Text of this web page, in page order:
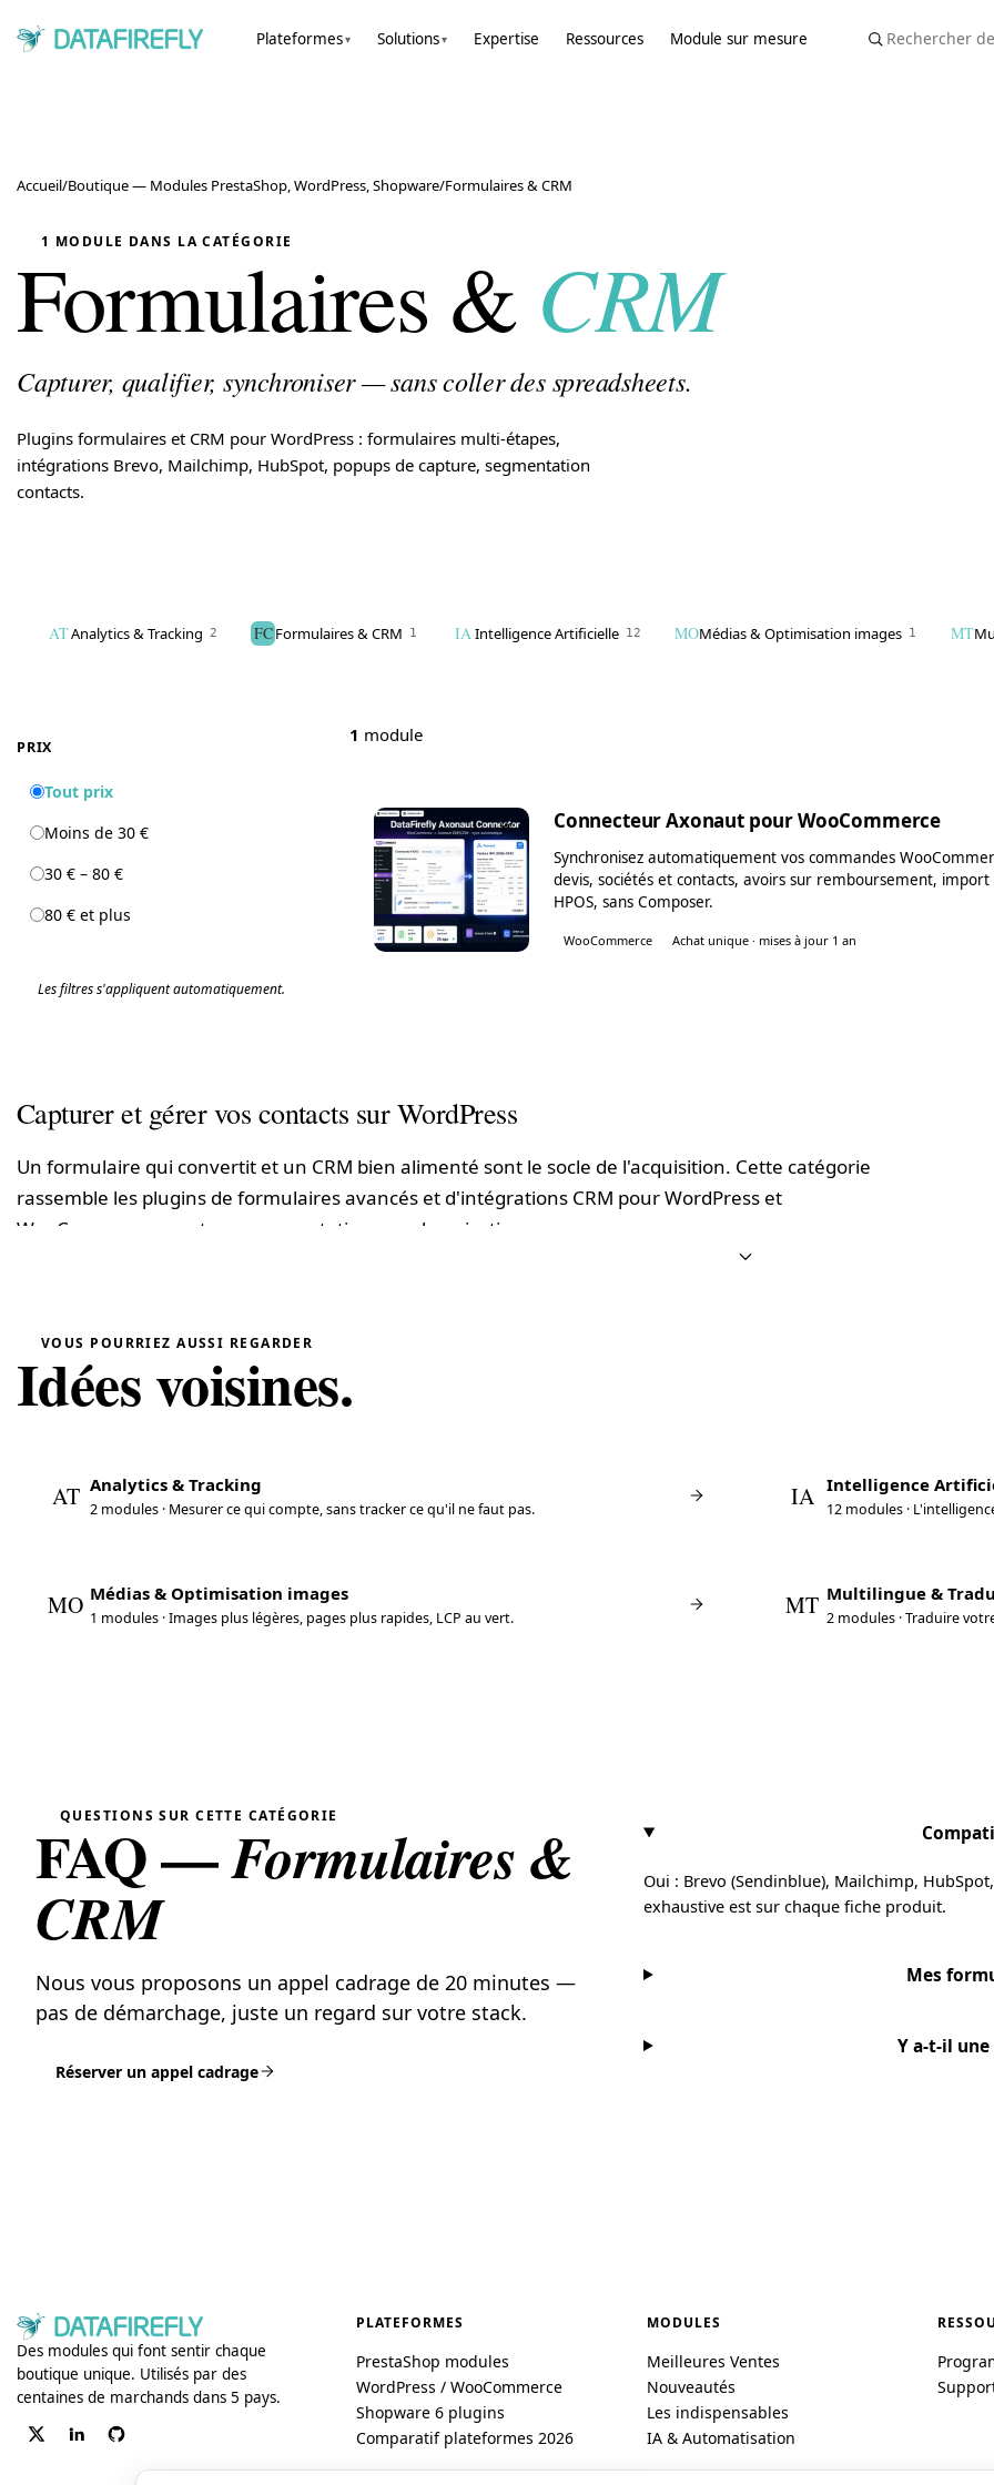
Plateformes▾ Solutions▾ Expertise Ressources Module sur mesure
Accueil/Boutique — Modules PrestaShop, WordPress, Shopware/Formulaires & CRM
1 MODULE DANS LA CATÉGORIE
Formulaires & CRM
Capturer, qualifier, synchroniser — sans coller des spreadsheets.
Plugins formulaires et CRM pour WordPress : formulaires multi-étapes,
intégrations Brevo, Mailchimp, HubSpot, popups de capture, segmentation
contacts.
ATAnalytics & Tracking 2 FCFormulaires & CRM 1 IAIntelligence Artificielle 12 MOMédias & Optimisation images 1 MT
PRIX
Tout prix
Moins de 30 €
30 € – 80 €
80 € et plus
Les filtres s'appliquent automatiquement.
1 module
WC Connecteur Axonaut pour WooCommerce
Synchronisez automatiquement vos commandes
devis, sociétés et contacts, avoirs sur remboursement,
HPOS, sans Composer.
WooCommerce Achat unique · mises à jour 1 an
Capturer et gérer vos contacts sur WordPress
Un formulaire qui convertit et un CRM bien alimenté sont le socle de l'acquisition. Cette catégorie
rassemble les plugins de formulaires avancés et d'intégrations CRM pour WordPress et
WooCommerce : capture, segmentation, synchronisation.
Au-delà du simple formulaire de contact, on parle ici de formulaires multi-étapes, popups de
capture et intégrations Brevo, Mailchimp ou HubSpot. Pour les besoins B2B, le plugin
Écosystème et support
catégorieWooCommercepour la partie boutique.
VOUS POURRIEZ AUSSI REGARDER
Idées voisines.
AT Analytics & Tracking
2 modules · Mesurer ce qui compte, sans tracker ce qu'il ne faut pas. IA Intelligence
12 modules ·
MO Médias & Optimisation images
1 modules · Images plus légères, pages plus rapides, LCP au vert. MT Multilingue &
2 modules · Traduire
QUESTIONS SUR CETTE CATÉGORIE
FAQ —Formulaires &
CRM
Nous vous proposons un appel cadrage de 20 minutes —
pas de démarchage, juste un regard sur votre stack.
Réserver un appel cadrage
Oui : Brevo (Sendinblue), Mailchimp,
exhaustive est sur chaque fiche produit.
Mes
Y a-t-il
Des modules qui font sentir chaque
boutique unique. Utilisés par des
centaines de marchands dans 5 pays.
PLATEFORMES
PrestaShop modules
WordPress / WooCommerce
Shopware 6 plugins
Comparatif plateformes 2026
MODULES
Meilleures Ventes
Nouveautés
Les indispensables
IA & Automatisation